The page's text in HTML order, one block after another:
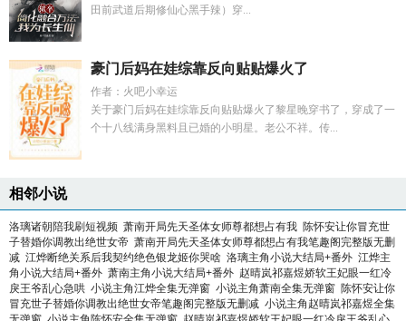
田前武道后期修仙心黑手辣）穿...
豪门后妈在娃综靠反向贴贴爆火了
作者：火吧小幸运
关于豪门后妈在娃综靠反向贴贴爆火了黎星晚穿书了，穿成了一
个十八线满身黑料且已婚的小明星。老公不祥。传...
相邻小说
洛璃诸朝陪我刷短视频 萧南开局先天圣体女师尊都想占有我 陈怀安让你冒充世
子替婚你调教出绝世女帝 萧南开局先天圣体女师尊都想占有我笔趣阁完整版无删
减 江烨断绝关系后我契约绝色银龙姬你哭啥 洛璃主角小说大结局+番外 江烨主
角小说大结局+番外 萧南主角小说大结局+番外 赵晴岚祁嘉煜娇软王妃眼一红冷
戾王爷乱心急哄 小说主角江烨全集无弹窗 小说主角萧南全集无弹窗 陈怀安让你
冒充世子替婚你调教出绝世女帝笔趣阁完整版无删减 小说主角赵晴岚祁嘉煜全集